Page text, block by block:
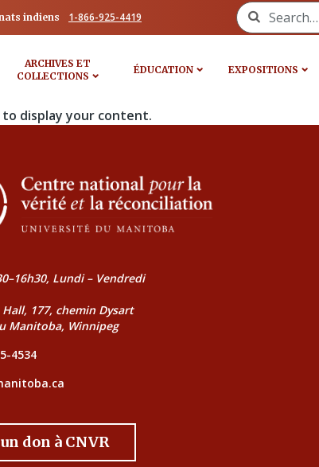
indiens 1-866-925-4419 Search for:
ARCHIVES ET
COLLECTIONS
ÉDUCATION EXPOSITIONS
display your content.
Lundi – Vendredi
Hall, 177, chemin Dysart
Manitoba, Winnipeg
4534
don à CNVR